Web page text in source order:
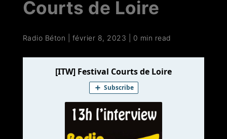
Courts de Loire
Radio Béton février 8, 2023 0 min read